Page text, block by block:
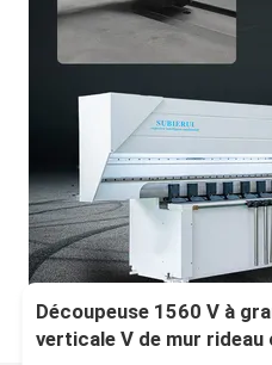
Découpeuse 1560 V à
verticale V de mur rideau